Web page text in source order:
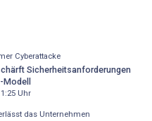
Cyberattacke
Sicherheitsanforderungen
Uhr
das Unternehmen